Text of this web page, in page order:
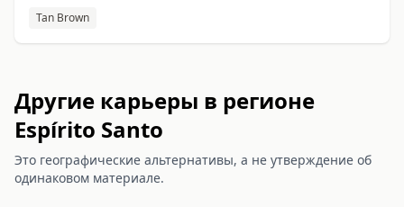
Tan Brown
Другие карьеры в регионе
Espírito Santo
Это географические альтернативы, а не утверждение об
одинаковом материале.